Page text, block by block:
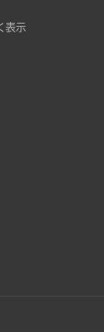
表示